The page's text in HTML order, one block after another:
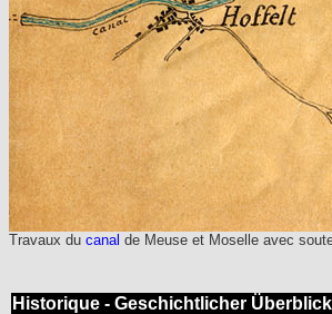
Travaux du canal de Meuse et Moselle avec
Historique - Geschichtlicher Überblick